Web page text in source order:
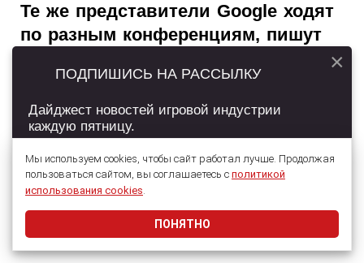
Те же представители Google ходят
по разным конференциям, пишут
ли не пошаговое руководство о
том, как им попасть в «выбор
редакции», то есть
взаимодействуют с ними. У вас
это хоть как-то налажено?
Здесь все зависит от популярности
самого приложения.
Мы используем cookies, чтобы сайт работал лучше. Продолжая
пользоваться сайтом, вы соглашаетесь с политикой
использования cookies.
ПОНЯТНО
ПОДПИШИСЬ НА РАССЫЛКУ
Дайджест новостей игровой индустрии
каждую пятницу.
Даю согласие на обработкуперсональных данных
×